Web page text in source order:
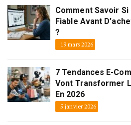
Comment Savoir Si
Fiable Avant
?
19 mars 2026
7 Tendances E-
Vont Transformer
En 2026
5 janvier 2026